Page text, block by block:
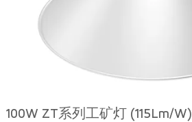
100W ZT系列工矿灯 (115Lm/W)